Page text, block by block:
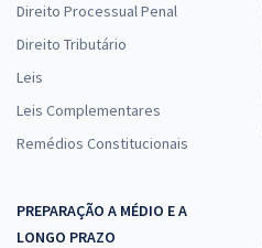
Direito Processual Penal
Direito Tributário
Leis
Leis Complementares
Remédios Constitucionais
PREPARAÇÃO A MÉDIO E A
LONGO PRAZO